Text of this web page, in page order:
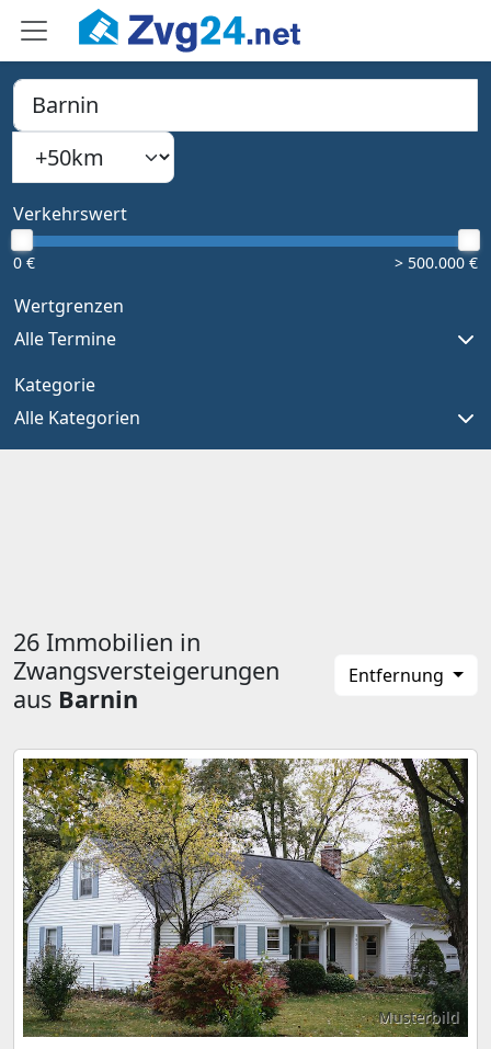
PLZ, Ort oder Bundesland
Type 1 or more characters for results.
Suchradius
Verkehrswert
0 € > 500.000 €
Wertgrenzen
Alle Termine
Kategorie
Alle Kategorien
26 Immobilien in
Zwangsversteigerungen
aus Barnin
Entfernung
Musterbild